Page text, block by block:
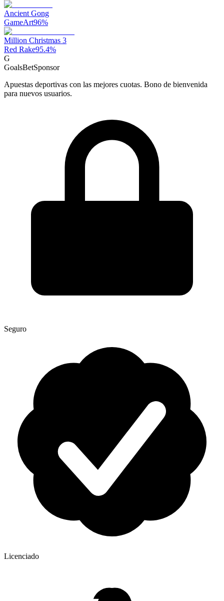
Ancient Gong
GameArt96%
Million Christmas 3
Red Rake95.4%
G
GoalsBetSponsor
Apuestas deportivas con las mejores cuotas. Bono de bienvenida
para nuevos usuarios.
Seguro
Licenciado